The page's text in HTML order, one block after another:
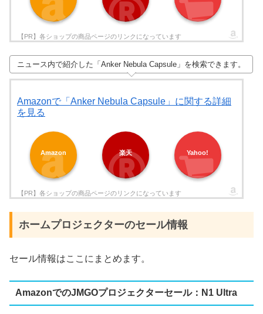
ニュース内で紹介した「Anker Nebula Capsule」を検索できます。
Amazonで「Anker Nebula Capsule」に関する詳細
を見る
Amazon 楽天 Yahoo!
ホームプロジェクターのセール情報
セール情報はここにまとめます。
AmazonでのJMGOプロジェクターセール：N1 Ultra